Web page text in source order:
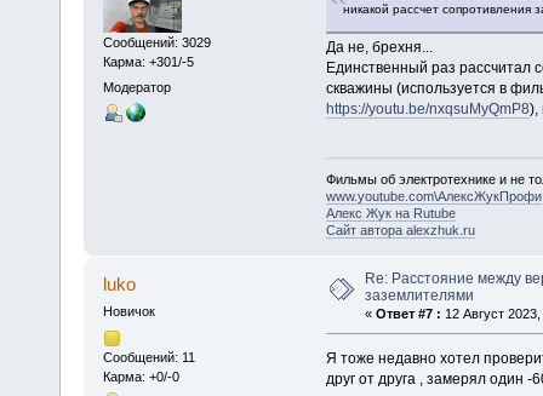
Сообщений: 3029
Карма: +301/-5
Модератор
никакой рассчет сопротивления
Да не, брехня...
Единственный раз рассчитал
скважины (используется в
https://youtu.be/nxqsuMyQmP8),
Фильмы об электротехнике и не
www.youtube.com\АлексЖукПрофи
Алекс Жук на Rutube
Сайт автора alexzhuk.ru
luko
Новичок
Сообщений: 11
Карма: +0/-0
Re: Расстояние между
заземлителями
« Ответ #7 : 12 Август
Я тоже недавно хотел
друг от друга , замерял один